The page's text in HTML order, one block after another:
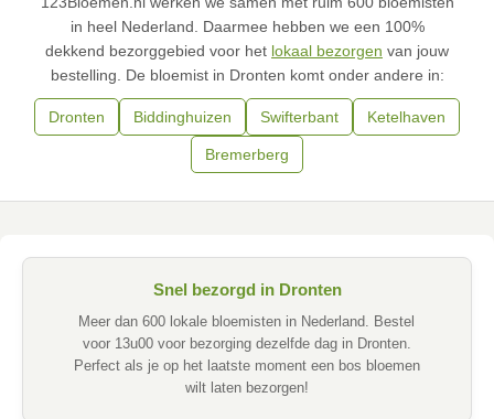
in heel Nederland. Daarmee hebben we een 100%
dekkend bezorggebied voor het lokaal bezorgen van jouw
bestelling. De bloemist in Dronten komt onder andere in:
Dronten Biddinghuizen Swifterbant Ketelhaven
Bremerberg
Snel bezorgd in Dronten
Meer dan 600 lokale bloemisten in Nederland. Bestel
voor 13u00 voor bezorging dezelfde dag in Dronten.
Perfect als je op het laatste moment een bos bloemen
wilt laten bezorgen!